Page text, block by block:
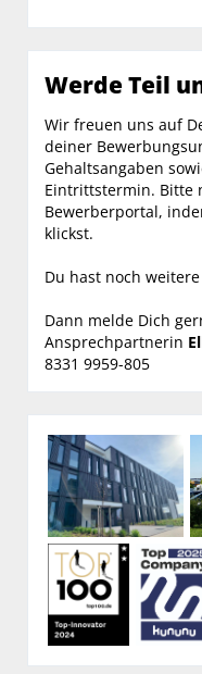
Werde Teil
Wir freuen uns auf
deiner
Gehaltsangaben
Eintrittstermin. Bitte
Bewerberportal,
klickst.
Du hast noch weitere
Dann melde Dich
Ansprechpartnerin
8331 9959-805